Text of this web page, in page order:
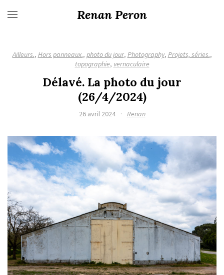
Renan Peron
Ailleurs., Hors panneaux., photo du jour, Photography, Projets, séries.,
topographie, vernaculaire
Délavé. La photo du jour
(26/4/2024)
26 avril 2024 · Renan